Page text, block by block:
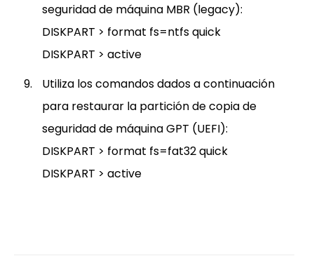
seguridad de máquina MBR (legacy):
DISKPART > format fs=ntfs quick
DISKPART > active
Utiliza los comandos dados a continuación
para restaurar la partición de copia de
seguridad de máquina GPT (UEFI):
DISKPART > format fs=fat32 quick
DISKPART > active